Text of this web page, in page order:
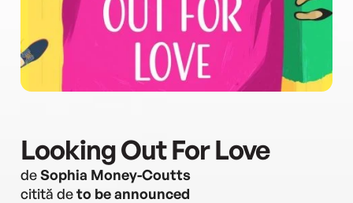
Looking Out For Love
deSophia Money-Coutts
citită deto be announced